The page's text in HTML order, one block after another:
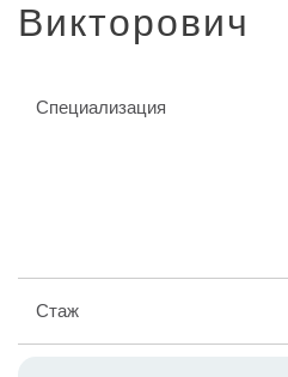
Викторович
Специализация
Стаж